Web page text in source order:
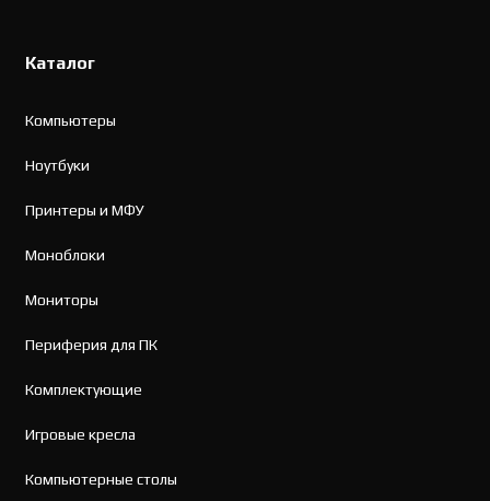
Каталог
Компьютеры
Ноутбуки
Принтеры и МФУ
Моноблоки
Мониторы
Периферия для ПК
Комплектующие
Игровые кресла
Компьютерные столы